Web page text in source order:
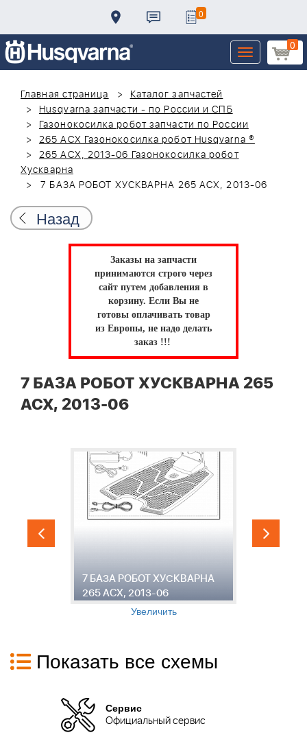
0
0
Toggle
navigation
Главная страница
Каталог запчастей
Husqvarna запчасти - по России и СПБ
Газонокосилка робот запчасти по России
265 ACX Газонокосилка робот Husqvarna ®
265 ACX, 2013-06 Газонокосилка робот
Хускварна
7 БАЗА РОБОТ ХУСКВАРНА 265 ACX, 2013-06
Назад
Заказы на запчасти
принимаются строго через
сайт путем добавления в
корзину. Если Вы не
готовы оплачивать товар
из Европы, не надо делать
заказ !!!
7 БАЗА РОБОТ ХУСКВАРНА 265
ACX, 2013-06
7 БАЗА РОБОТ ХУСКВАРНА
265 ACX, 2013-06
Увеличить
Показать все схемы
Сервис
Официальный сервис